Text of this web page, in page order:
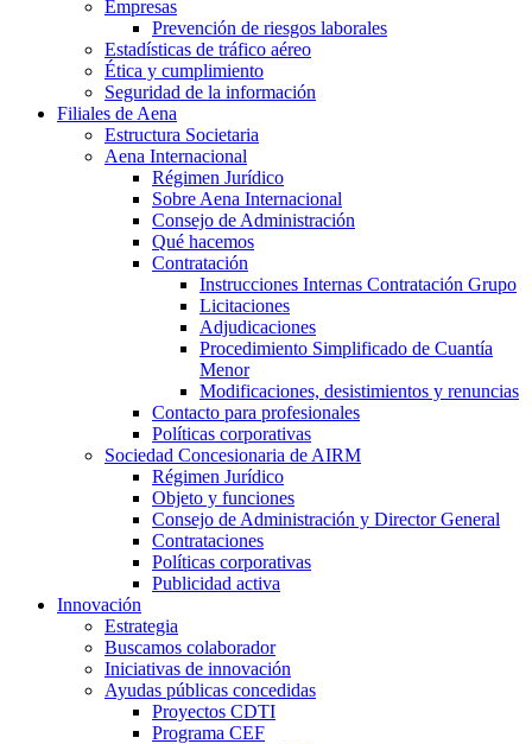
Empresas
Prevención de riesgos laborales
Estadísticas de tráfico aéreo
Ética y cumplimiento
Seguridad de la información
Filiales de Aena
Estructura Societaria
Aena Internacional
Régimen Jurídico
Sobre Aena Internacional
Consejo de Administración
Qué hacemos
Contratación
Instrucciones Internas Contratación Grupo
Licitaciones
Adjudicaciones
Procedimiento Simplificado de Cuantía
Menor
Modificaciones, desistimientos y renuncias
Contacto para profesionales
Políticas corporativas
Sociedad Concesionaria de AIRM
Régimen Jurídico
Objeto y funciones
Consejo de Administración y Director General
Contrataciones
Políticas corporativas
Publicidad activa
Innovación
Estrategia
Buscamos colaborador
Iniciativas de innovación
Ayudas públicas concedidas
Proyectos CDTI
Programa CEF